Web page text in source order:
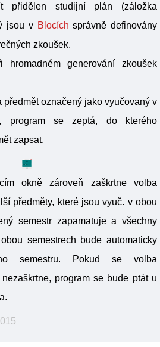
přidělen studijní plán (záložka
jsou v Blocích správně definovány
zkoušek.
hromadném generování zkoušek
předmět označený jako vyučovaný v
program se zeptá, do kterého
zapsat.
okně zároveň zaškrtne volba
předměty, které jsou vyuč. v obou
semestr zapamatuje a všechny
semestrech bude automaticky
semestru. Pokud se volba
program se bude ptát u